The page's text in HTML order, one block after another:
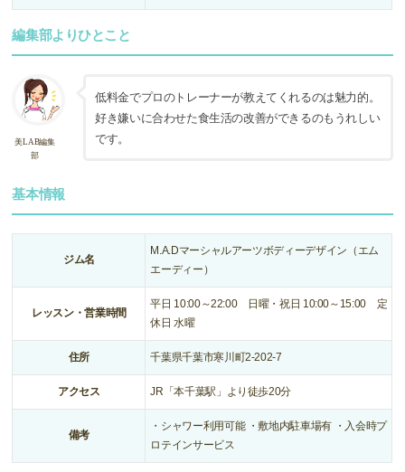
編集部よりひとこと
美LAB編集
部
低料金でプロのトレーナーが教えてくれるのは魅力的。
好き嫌いに合わせた食生活の改善ができるのもうれしい
です。
基本情報
ジム名
M.A.Dマーシャルアーツボディーデザイン（エム
エーディー）
レッスン・営業時間
平日 10:00～22:00 日曜・祝日 10:00～15:00 定
休日 水曜
住所 千葉県千葉市寒川町2-202-7
アクセス JR「本千葉駅」より徒歩20分
備考
・シャワー利用可能 ・敷地内駐車場有 ・入会時プ
ロテインサービス